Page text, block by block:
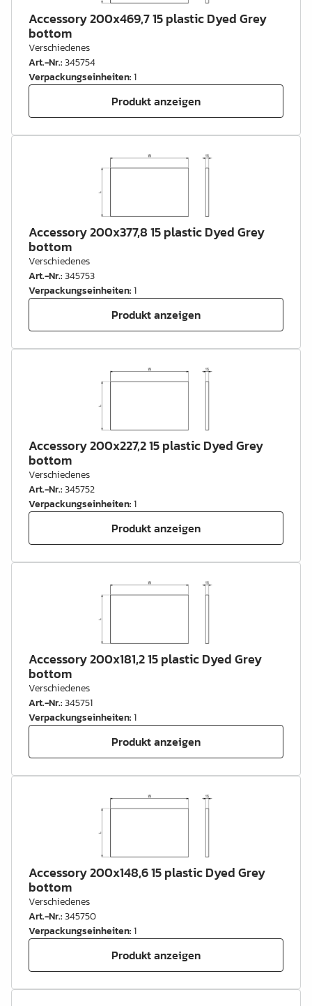
Accessory 200x469,7 15 plastic Dyed Grey
bottom
Verschiedenes
Art.-Nr.:345754
Verpackungseinheiten:1
Produkt anzeigen
Accessory 200x377,8 15 plastic Dyed Grey
bottom
Verschiedenes
Art.-Nr.:345753
Verpackungseinheiten:1
Produkt anzeigen
Accessory 200x227,2 15 plastic Dyed Grey
bottom
Verschiedenes
Art.-Nr.:345752
Verpackungseinheiten:1
Produkt anzeigen
Accessory 200x181,2 15 plastic Dyed Grey
bottom
Verschiedenes
Art.-Nr.:345751
Verpackungseinheiten:1
Produkt anzeigen
Accessory 200x148,6 15 plastic Dyed Grey
bottom
Verschiedenes
Art.-Nr.:345750
Verpackungseinheiten:1
Produkt anzeigen